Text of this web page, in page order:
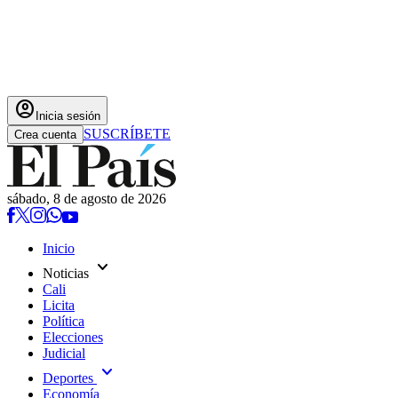
account_circle Inicia sesión
Crea cuenta SUSCRÍBETE
sábado, 8 de agosto de 2026
Inicio
Noticias expand_more
Cali
Licita
Política
Elecciones
Judicial
Deportes expand_more
Economía